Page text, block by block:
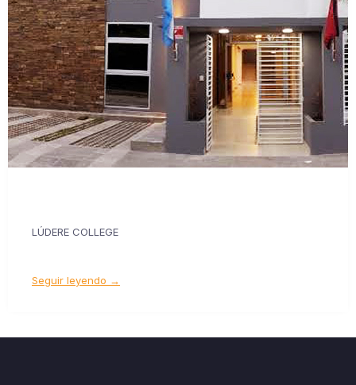
LÚDERE COLLEGE
Seguir leyendo →